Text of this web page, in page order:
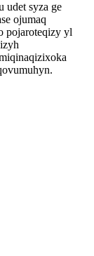
udet syza ge
ojumaq
pojaroteqizy yl